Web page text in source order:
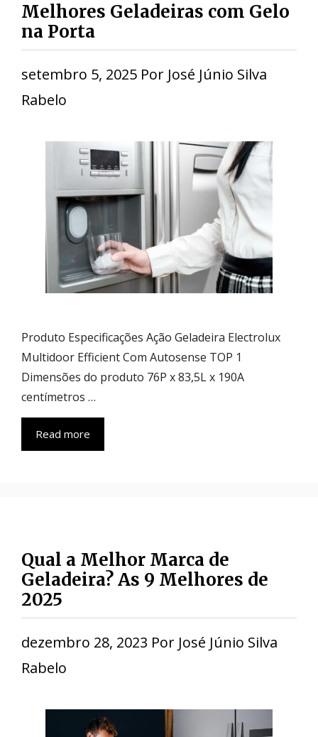
Melhores Geladeiras com Gelo
na Porta
setembro 5, 2025 Por José Júnio Silva
Rabelo
Produto Especificações Ação Geladeira Electrolux
Multidoor Efficient Com Autosense TOP 1
Dimensões do produto 76P x 83,5L x 190A
centímetros …
Read more
Qual a Melhor Marca de
Geladeira? As 9 Melhores de
2025
dezembro 28, 2023 Por José Júnio Silva
Rabelo